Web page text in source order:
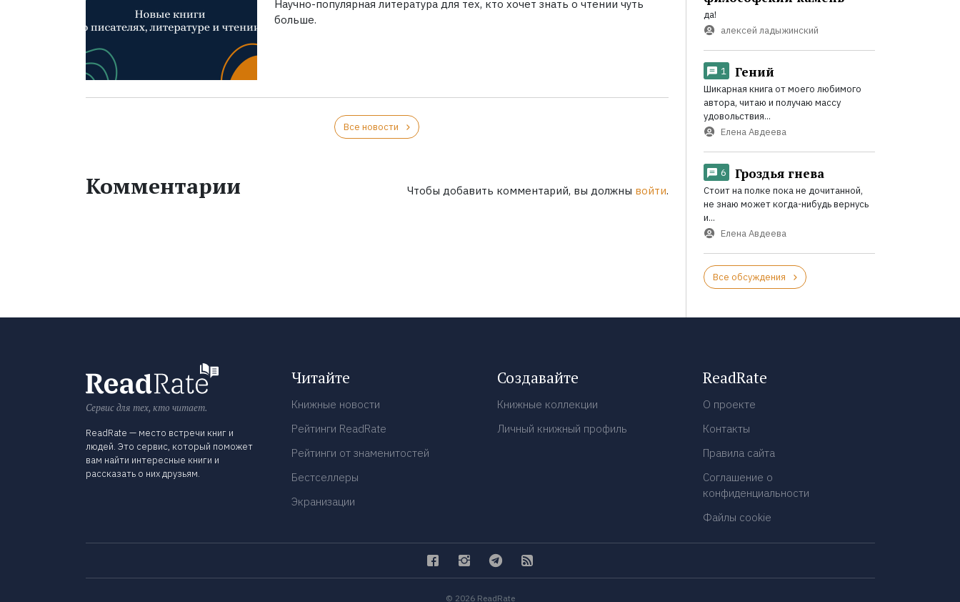
Научно-популярная литература для тех, кто хочет знать о чтении чуть
больше.
Все новости
Комментарии Чтобы добавить комментарий, вы должны войти.
да!
алексей ладыжинский
1 Гений
Шикарная книга от моего любимого
автора, читаю и получаю массу
удовольствия...
Елена Авдеева
6 Гроздья гнева
Стоит на полке пока не дочитанной,
не знаю может когда-нибудь вернусь
и...
Елена Авдеева
Все обсуждения
Сервис для тех, кто читает.
ReadRate — место встречи книг и
людей. Это сервис, который поможет
вам найти интересные книги и
рассказать о них друзьям.
Читайте
Книжные новости
Рейтинги ReadRate
Рейтинги от знаменитостей
Бестселлеры
Экранизации
Создавайте
Книжные коллекции
Личный книжный профиль
ReadRate
О проекте
Контакты
Правила сайта
Соглашение о
конфиденциальности
Файлы cookie
© 2026 ReadRate